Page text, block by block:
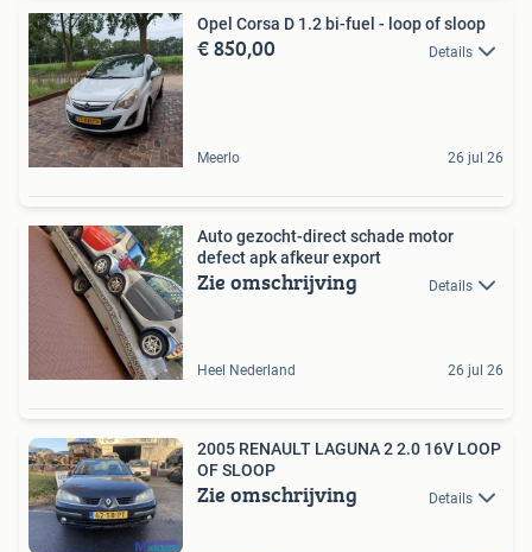
Opel Corsa D 1.2 bi-fuel - loop of sloop
€ 850,00 Details
Meerlo 26 jul 26
Auto gezocht-direct schade motor
defect apk afkeur export
Zie omschrijving Details
Heel Nederland 26 jul 26
2005 RENAULT LAGUNA 2 2.0 16V LOOP
OF SLOOP
Zie omschrijving Details